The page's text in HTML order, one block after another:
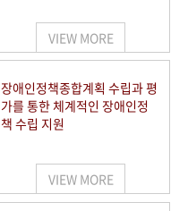
VIEW MORE
장애인정책종합계획 수립과 평
가를 통한 체계적인 장애인정
책 수립 지원
VIEW MORE